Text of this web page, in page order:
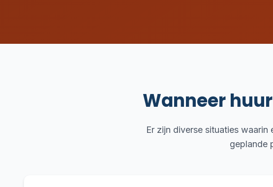
Wanneer
Er zijn diverse situaties
geplande